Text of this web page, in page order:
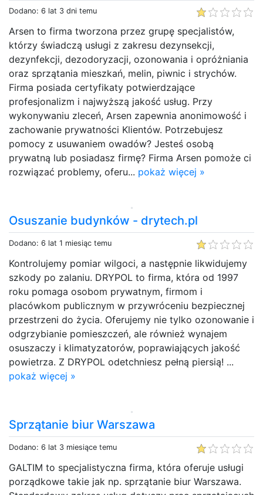
Dodano: 6 lat 3 dni temu
Arsen to firma tworzona przez grupę specjalistów,
którzy świadczą usługi z zakresu dezynsekcji,
dezynfekcji, dezodoryzacji, ozonowania i opróżniania
oraz sprzątania mieszkań, melin, piwnic i strychów.
Firma posiada certyfikaty potwierdzające
profesjonalizm i najwyższą jakość usług. Przy
wykonywaniu zleceń, Arsen zapewnia anonimowość i
zachowanie prywatności Klientów. Potrzebujesz
pomocy z usuwaniem owadów? Jesteś osobą
prywatną lub posiadasz firmę? Firma Arsen pomoże ci
rozwiązać problemy, oferu... pokaż więcej »
Osuszanie budynków - drytech.pl
Dodano: 6 lat 1 miesiąc temu
Kontrolujemy pomiar wilgoci, a następnie likwidujemy
szkody po zalaniu. DRYPOL to firma, która od 1997
roku pomaga osobom prywatnym, firmom i
placówkom publicznym w przywróceniu bezpiecznej
przestrzeni do życia. Oferujemy nie tylko ozonowanie i
odgrzybianie pomieszczeń, ale również wynajem
osuszaczy i klimatyzatorów, poprawiających jakość
powietrza. Z DRYPOL odetchniesz pełną piersią! ...
pokaż więcej »
Sprzątanie biur Warszawa
Dodano: 6 lat 3 miesiące temu
GALTIM to specjalistyczna firma, która oferuje usługi
porządkowe takie jak np. sprzątanie biur Warszawa.